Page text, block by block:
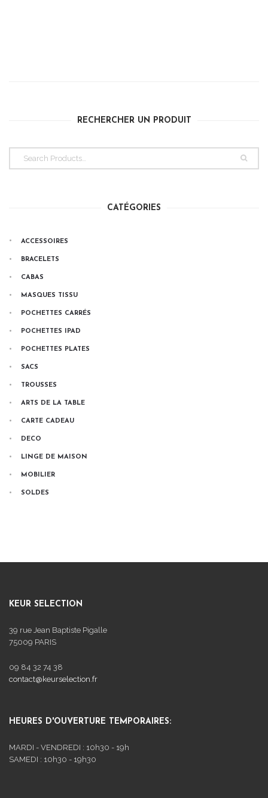
RECHERCHER UN PRODUIT
CATÉGORIES
ACCESSOIRES
BRACELETS
CABAS
MASQUES TISSU
POCHETTES CARRÉS
POCHETTES IPAD
POCHETTES PLATES
SACS
TROUSSES
ARTS DE LA TABLE
CARTE CADEAU
DECO
LINGE DE MAISON
MOBILIER
SOLDES
KEUR SELECTION
39 rue Jean Baptiste Pigalle
75009 PARIS
09 84 32 74 38
contact@keurselection.fr
HEURES D'OUVERTURE TEMPORAIRES:
MARDI - VENDREDI : 10h30 - 19h
SAMEDI : 10h30 - 19h30